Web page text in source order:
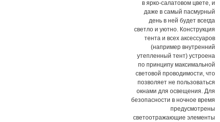
в ярко-салатовом цвете, и
даже в самый пасмурный
день в ней будет всегда
светло и уютно. Конструкция
тента и всех аксессуаров
(например внутренний
утепленный тент) устроена
по принципу максимальной
световой проводимости, что
позволяет не пользоваться
окнами для освещения. Для
безопасности в ночное время
предусмотрены
светоотражающие элементы